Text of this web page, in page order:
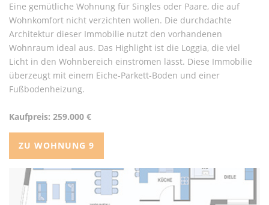
Eine gemütliche Wohnung für Singles oder Paare, die auf
Wohnkomfort nicht verzichten wollen. Die durchdachte
Architektur dieser Immobilie nutzt den vorhandenen
Wohnraum ideal aus. Das Highlight ist die Loggia, die viel
Licht in den Wohnbereich einströmen lässt. Diese Immobilie
überzeugt mit einem Eiche-Parkett-Boden und einer
Fußbodenheizung.
Kaufpreis: 259.000 €
ZU WOHNUNG 9